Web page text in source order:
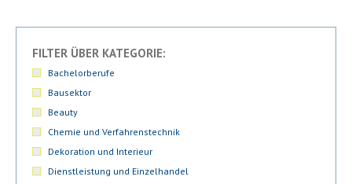
FILTER ÜBER KATEGORIE:
Bachelorberufe
Bausektor
Beauty
Chemie und Verfahrenstechnik
Dekoration und Interieur
Dienstleistung und Einzelhandel